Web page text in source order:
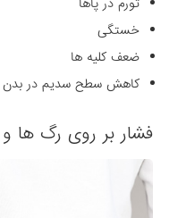
خستگی
ضعف کلیه ها
کاهش سطح سدیم در بدن
فشار بر روی رگ ها